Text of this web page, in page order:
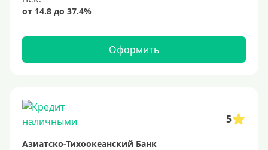
Оформить
5
Азиатско-Тихоокеанский Банк